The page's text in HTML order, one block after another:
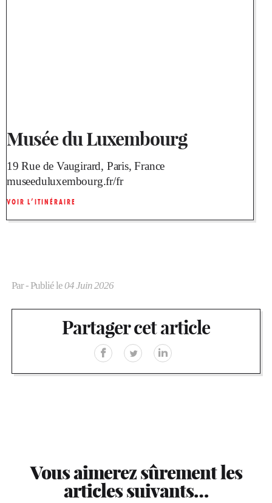
Musée du Luxembourg
19 Rue de Vaugirard, Paris, France
museeduluxembourg.fr/fr
VOIR L’ITINÉRAIRE
Par- Publié le04 Juin 2026
Partager cet article
Vous aimerez sûrement les
articles suivants…